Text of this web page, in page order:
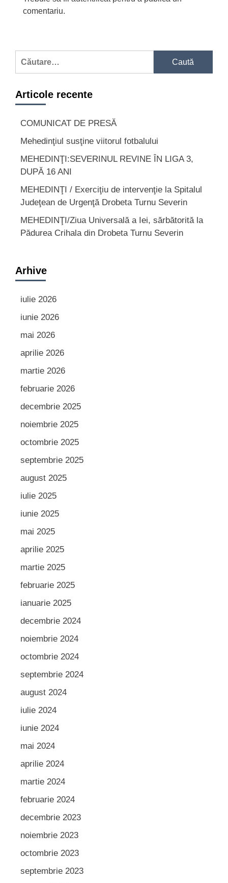
comentariu.
Articole recente
COMUNICAT DE PRESĂ
Mehedinţiul susţine viitorul fotbalului
MEHEDINŢI:SEVERINUL REVINE ÎN LIGA 3,
DUPĂ 16 ANI
MEHEDINŢI / Exerciţiu de intervenţie la Spitalul
Judeţean de Urgenţă Drobeta Turnu Severin
MEHEDINŢI/Ziua Universală a Iei, sărbătorită la
Pădurea Crihala din Drobeta Turnu Severin
Arhive
iulie 2026
iunie 2026
mai 2026
aprilie 2026
martie 2026
februarie 2026
decembrie 2025
noiembrie 2025
octombrie 2025
septembrie 2025
august 2025
iulie 2025
iunie 2025
mai 2025
aprilie 2025
martie 2025
februarie 2025
ianuarie 2025
decembrie 2024
noiembrie 2024
octombrie 2024
septembrie 2024
august 2024
iulie 2024
iunie 2024
mai 2024
aprilie 2024
martie 2024
februarie 2024
decembrie 2023
noiembrie 2023
octombrie 2023
septembrie 2023